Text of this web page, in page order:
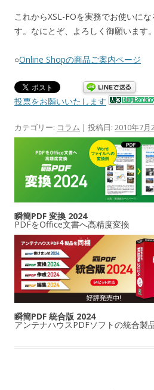
これからXSL-FOを実務でお使いに
す。なにとぞ、よろしく御願います。
○Online Shopの商品ご案内ページ
投票をお願いいたします
カテゴリー: コラム | 投稿日: 2010年7月
瞬簡PDF 変換 2024
PDFをOffice文書へ高精度変換
瞬簡PDF 統合版 2024
アンテナハウスPDFソフトの統合製